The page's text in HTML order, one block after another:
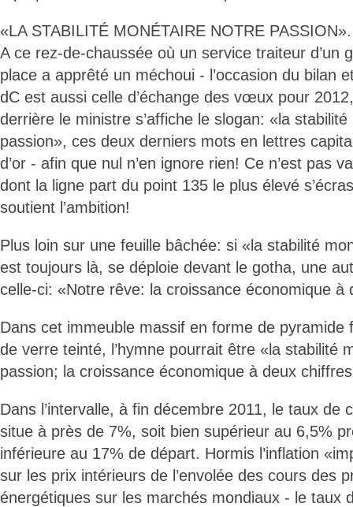
«LA STABILITÉ MONÉTAIRE NOTRE PASSION».
A ce rez-de-chaussée où un service traiteur d’un
place a apprêté un méchoui - l’occasion du bilan
dC est aussi celle d’échange des vœux pour 2012,
derrière le ministre s’affiche le slogan: «la
passion», ces deux derniers mots en lettres
d’or - afin que nul n’en ignore rien! Ce n’est pas
dont la ligne part du point 135 le plus élevé
soutient l’ambition!
Plus loin sur une feuille bâchée: si «la stabilité
est toujours là, se déploie devant le gotha, une
celle-ci: «Notre rêve: la croissance économique à
Dans cet immeuble massif en forme de pyramide
de verre teinté, l’hymne pourrait être «la stabilité
passion; la croissance économique à deux
Dans l’intervalle, à fin décembre 2011, le taux de
situe à près de 7%, soit bien supérieur au 6,5%
inférieure au 17% de départ. Hormis l’inflation
sur les prix intérieurs de l’envolée des cours des
énergétiques sur les marchés mondiaux - le taux